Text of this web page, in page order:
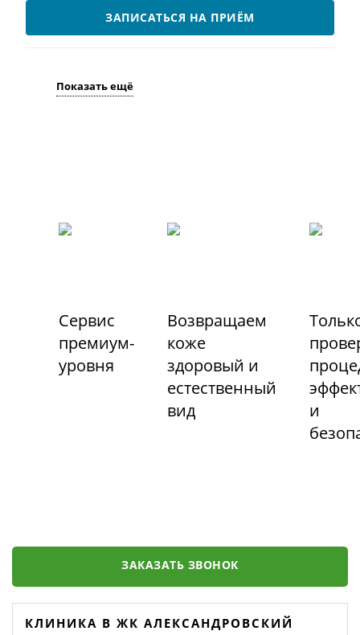
ЗАПИСАТЬСЯ НА ПРИЁМ
Показать ещё
Сервис
премиум-
уровня
Возвращаем
коже
здоровый и
естественный
вид
и
ЗАКАЗАТЬ ЗВОНОК
КЛИНИКА В ЖК АЛЕКСАНДРОВСКИЙ